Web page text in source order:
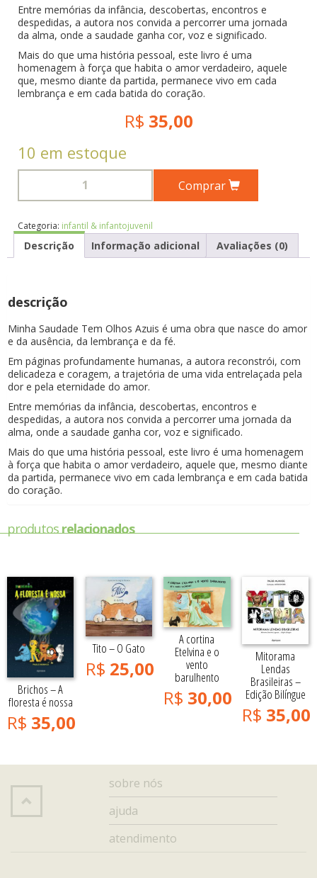
Entre memórias da infância, descobertas, encontros e
despedidas, a autora nos convida a percorrer uma jornada
da alma, onde a saudade ganha cor, voz e significado.
Mais do que uma história pessoal, este livro é uma
homenagem à força que habita o amor verdadeiro, aquele
que, mesmo diante da partida, permanece vivo em cada
lembrança e em cada batida do coração.
R$ 35,00
10 em estoque
Comprar
Categoria: infantil & infantojuvenil
Descrição Informação adicional Avaliações (0)
descrição
Minha Saudade Tem Olhos Azuis é uma obra que nasce do amor
e da ausência, da lembrança e da fé.
Em páginas profundamente humanas, a autora reconstrói, com
delicadeza e coragem, a trajetória de uma vida entrelaçada pela
dor e pela eternidade do amor.
Entre memórias da infância, descobertas, encontros e
despedidas, a autora nos convida a percorrer uma jornada da
alma, onde a saudade ganha cor, voz e significado.
Mais do que uma história pessoal, este livro é uma homenagem
à força que habita o amor verdadeiro, aquele que, mesmo diante
da partida, permanece vivo em cada lembrança e em cada batida
do coração.
produtosrelacionados
Brichos – A
floresta é nossa
R$ 35,00
Tito – O Gato
R$ 25,00
A cortina
Etelvina e o
vento
barulhento
R$ 30,00
Mitorama
Lendas
Brasileiras –
Edição Bilíngue
R$ 35,00
sobre nós
ajuda
atendimento